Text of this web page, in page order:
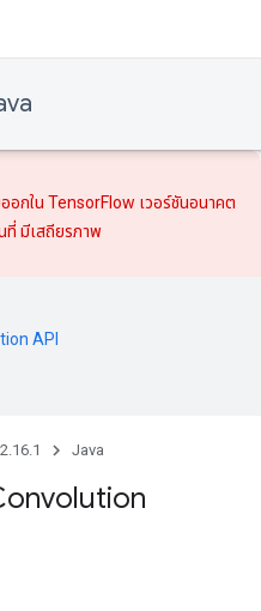
อกใน TensorFlow เวอร์ชันอนาคต
ที่ มีเสถียรภาพ
API
Java